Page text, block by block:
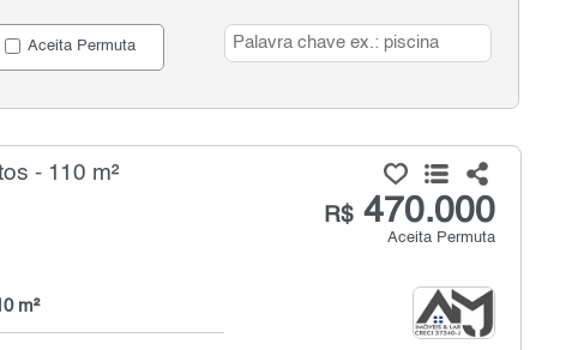
Aceita Permuta
- 110 m²
R$470.000
Aceita Permuta
m²